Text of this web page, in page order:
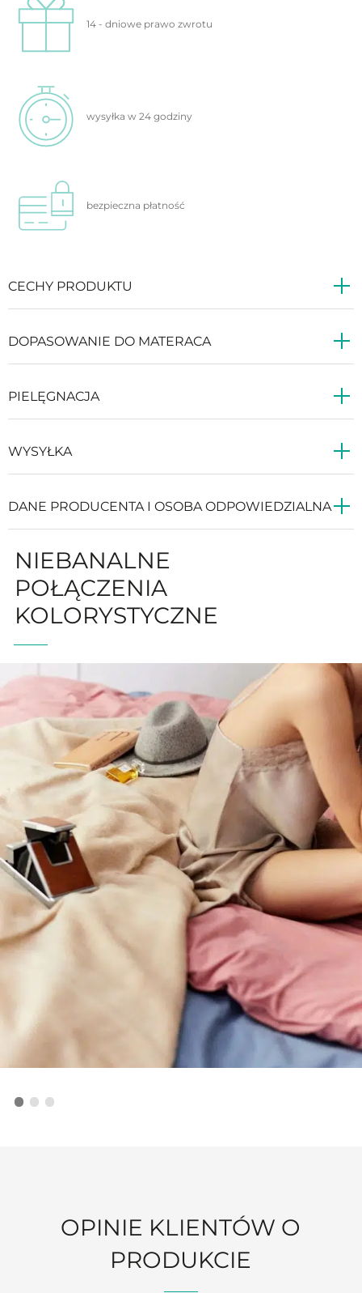
14 - dniowe prawo zwrotu
wysyłka w 24 godziny
bezpieczna płatność
CECHY PRODUKTU
DOPASOWANIE DO MATERACA
PIELĘGNACJA
WYSYŁKA
DANE PRODUCENTA I OSOBA ODPOWIEDZIALNA
NIEBANALNE
POŁĄCZENIA
KOLORYSTYCZNE
OPINIE KLIENTÓW O
PRODUKCIE